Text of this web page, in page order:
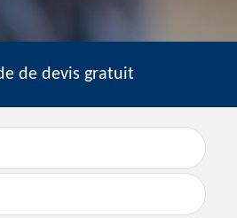
de devis gratuit